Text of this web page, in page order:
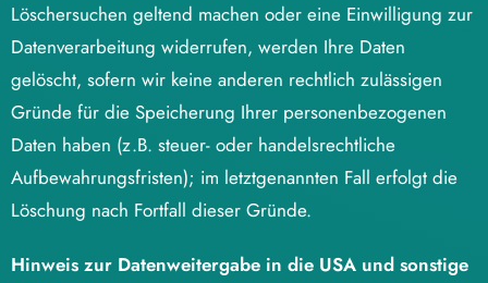
Löschersuchen geltend machen oder eine Einwilligung zur
Datenverarbeitung widerrufen, werden Ihre Daten
gelöscht, sofern wir keine anderen rechtlich zulässigen
Gründe für die Speicherung Ihrer personenbezogenen
Daten haben (z.B. steuer- oder handelsrechtliche
Aufbewahrungsfristen); im letztgenannten Fall erfolgt die
Löschung nach Fortfall dieser Gründe.
Hinweis zur Datenweitergabe in die USA und sonstige